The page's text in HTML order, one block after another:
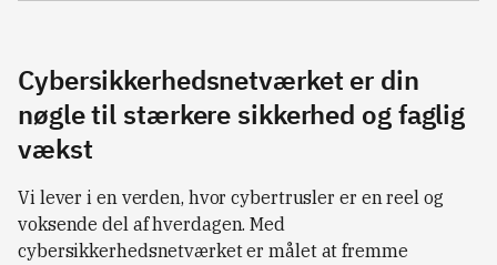
Cybersikkerhedsnetværket er din
nøgle til stærkere sikkerhed og faglig
vækst
Vi lever i en verden, hvor cybertrusler er en reel og
voksende del af hverdagen. Med
cybersikkerhedsnetværket er målet at fremme